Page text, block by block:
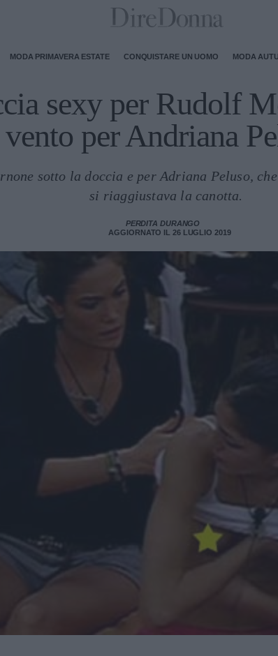
MODA PRIMAVERA ESTATE CONQUISTARE UN UOMO MODA
sexy per Rudolf
vento per Andriana
sotto la doccia e per Adriana Peluso,
si riaggiustava la canotta.
PERDITA DURANGO
AGGIORNATO IL 26 LUGLIO 2019